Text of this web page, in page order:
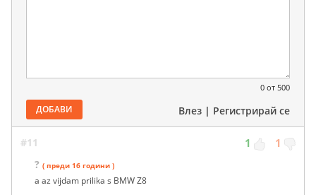
0 от 500
ДОБАВИ Влез | Регистрирай се
#11 1 1
? ( преди 16 години )
a az vijdam prilika s BMW Z8